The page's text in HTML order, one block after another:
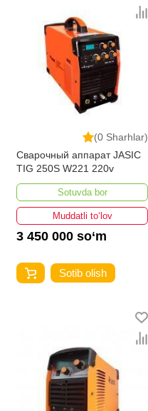
(0 Sharhlar)
Сварочный аппарат JASIC
TIG 250S W221 220v
Sotuvda bor
Muddatli to‘lov
3 450 000 so‘m
Sotib olish